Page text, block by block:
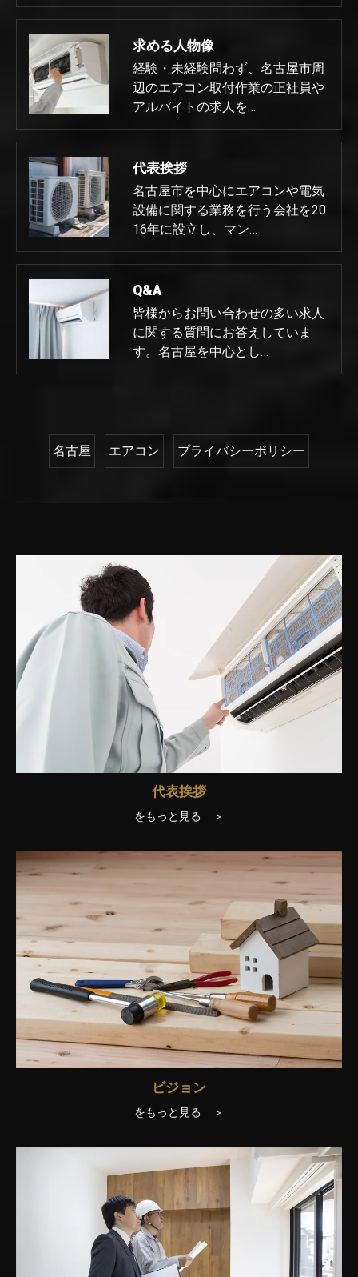
求める人物像
経験・未経験問わず、名古屋市周
辺のエアコン取付作業の正社員や
アルバイトの求人を…
代表挨拶
名古屋市を中心にエアコンや電気
設備に関する業務を行う会社を20
16年に設立し、マン…
Q&A
皆様からお問い合わせの多い求人
に関する質問にお答えしていま
す。名古屋を中心とし…
名古屋 エアコン プライバシーポリシー
代表挨拶
をもっと見る ＞
ビジョン
をもっと見る ＞